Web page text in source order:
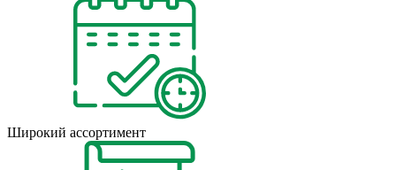
Широкий ассортимент